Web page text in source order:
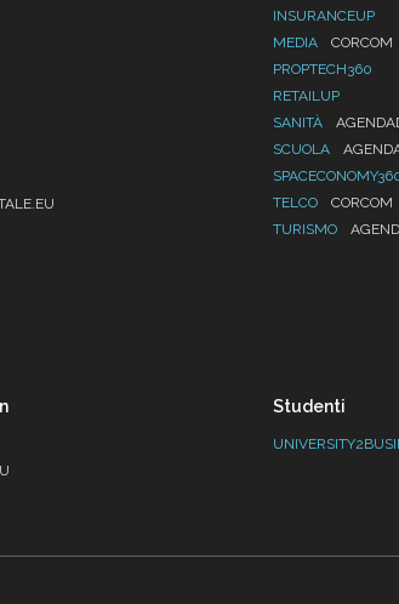
INSURANCEUP
MEDIA
CORCOM
PROPTECH360
RETAILUP
SANITÀ
SCUOLA
TELCO
CORCOM
TURISMO
Studenti